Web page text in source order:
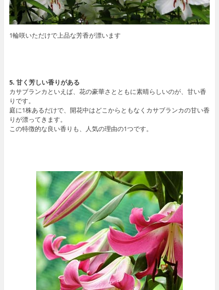
1輪咲いただけで上品な芳香が漂います
5. 甘く芳しい香りがある
カサブランカといえば、花の豪華さとともに素晴らしいのが、甘い香
りです。
庭に1株あるだけで、開花中はどこからともなくカサブランカの甘い香
りが漂ってきます。
この特徴的な良い香りも、人気の理由の1つです。